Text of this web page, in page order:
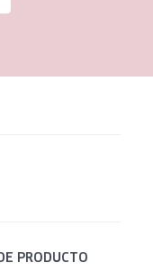
PRODUCTO